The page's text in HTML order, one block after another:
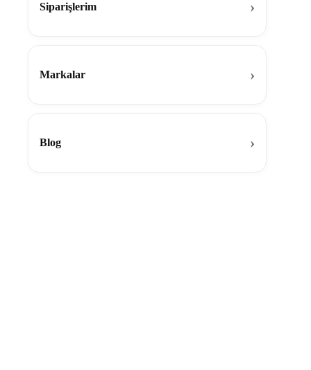
Siparişlerim
Markalar
Blog